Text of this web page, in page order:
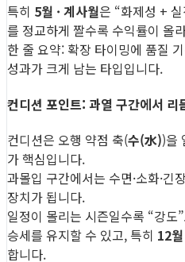
특히 5월 · 계사월은 “화제성 +
를 정교하게 짤수록 수익률이 올
한 줄 요약: 확장 타이밍에 품질
성과가 크게 남는 타입입니다.
컨디션 포인트: 과열 구간에서 리
컨디션은 오행 약점 축(수(水))을
가 핵심입니다.
과몰입 구간에서는 수면·소화·
장치가 됩니다.
일정이 몰리는 시즌일수록 “강
승세를 유지할 수 있고, 특히 12
합니다.